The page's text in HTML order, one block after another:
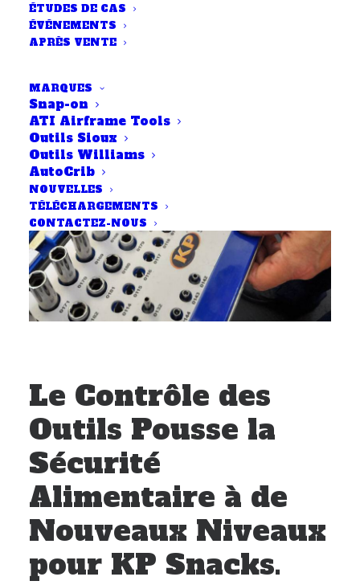
ÉTUDES DE CAS
ÉVÉNEMENTS
APRÈS VENTE
MARQUES
Snap-on
ATI Airframe Tools
Outils Sioux
Outils Williams
AutoCrib
NOUVELLES
TÉLÉCHARGEMENTS
CONTACTEZ-NOUS
Le Contrôle des
Outils Pousse la
Sécurité
Alimentaire à de
Nouveaux Niveaux
pour KP Snacks.